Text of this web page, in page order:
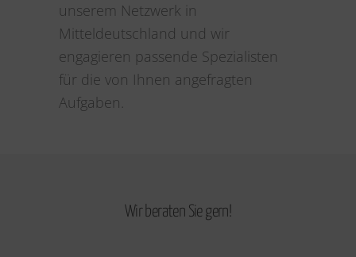
unserem Netzwerk in
Mitteldeutschland und wir
engagieren passende Spezialisten
für die von Ihnen angefragten
Aufgaben.
Wir beraten Sie gern!